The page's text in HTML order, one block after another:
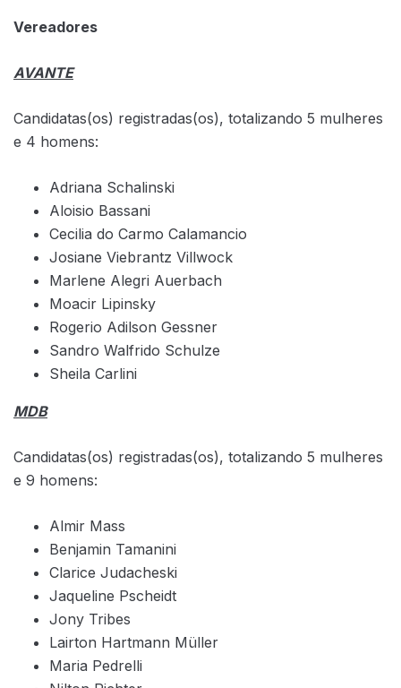
Vereadores
AVANTE
Candidatas(os) registradas(os), totalizando 5 mulheres
e 4 homens:
Adriana Schalinski
Aloisio Bassani
Cecilia do Carmo Calamancio
Josiane Viebrantz Villwock
Marlene Alegri Auerbach
Moacir Lipinsky
Rogerio Adilson Gessner
Sandro Walfrido Schulze
Sheila Carlini
MDB
Candidatas(os) registradas(os), totalizando 5 mulheres
e 9 homens:
Almir Mass
Benjamin Tamanini
Clarice Judacheski
Jaqueline Pscheidt
Jony Tribes
Lairton Hartmann Müller
Maria Pedrelli